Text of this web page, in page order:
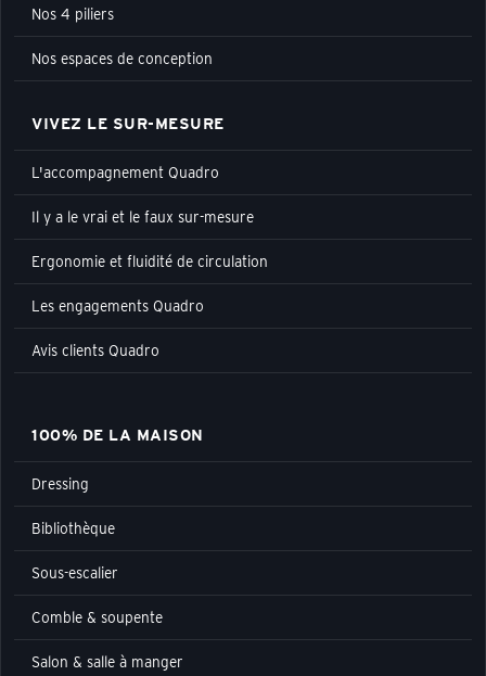
Nos 4 piliers
Nos espaces de conception
VIVEZ LE SUR-MESURE
L'accompagnement Quadro
Il y a le vrai et le faux sur-mesure
Ergonomie et fluidité de circulation
Les engagements Quadro
Avis clients Quadro
100% DE LA MAISON
Dressing
Bibliothèque
Sous-escalier
Comble & soupente
Salon & salle à manger